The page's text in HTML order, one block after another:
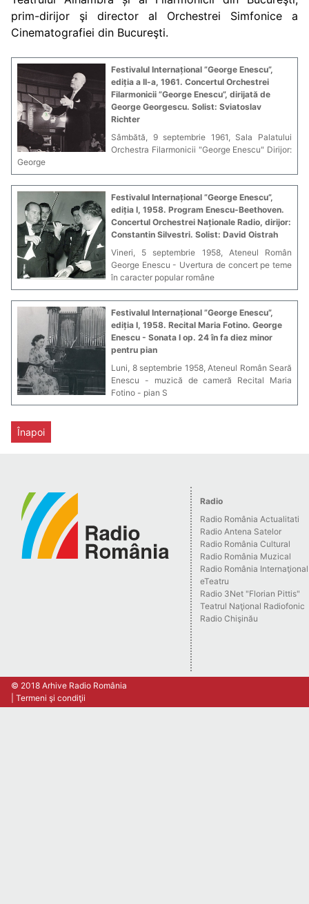
prim-dirijor şi director al Orchestrei Simfonice a
Cinematografiei din Bucureşti.
Festivalul Internațional ”George Enescu”,
ediția a II-a, 1961. Concertul Orchestrei
Filarmonicii ”George Enescu”, dirijată de
George Georgescu. Solist: Sviatoslav
Richter
Sâmbătă, 9 septembrie 1961, Sala Palatului
Orchestra Filarmonicii "George Enescu" Dirijor:
George
Festivalul Internațional ”George Enescu”,
ediția I, 1958. Program Enescu-Beethoven.
Concertul Orchestrei Naționale Radio, dirijor:
Constantin Silvestri. Solist: David Oistrah
Vineri, 5 septembrie 1958, Ateneul Român
George Enescu - Uvertura de concert pe teme
în caracter popular române
Festivalul Internațional ”George Enescu”,
ediția I, 1958. Recital Maria Fotino. George
Enescu - Sonata I op. 24 în fa diez minor
pentru pian
Luni, 8 septembrie 1958, Ateneul Român Seară
Enescu - muzică de cameră Recital Maria
Fotino - pian S
Înapoi
Radio
Radio România Actualitati
Radio Antena Satelor
Radio România Cultural
Radio România Muzical
Radio România Internaţional
eTeatru
Radio 3Net "Florian Pittis"
Teatrul Naţional Radiofonic
Radio Chişinău
© 2018 Arhive Radio România
Termeni şi condiţii